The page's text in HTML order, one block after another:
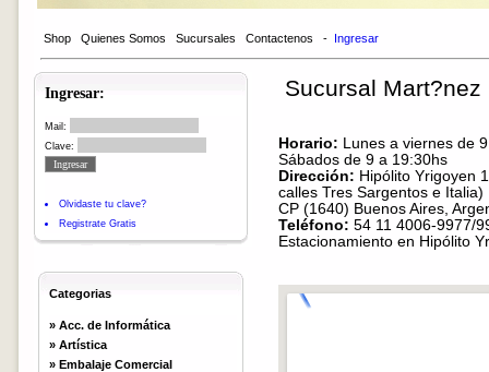
Shop Quienes Somos Sucursales Contactenos - Ingresar
Ingresar:
Mail:
Clave:
Olvidaste tu clave?
Registrate Gratis
Categorias
» Acc. de Informática
» Artística
» Embalaje Comercial
Sucursal Mart?nez
Horario: Lunes a viernes de
Sábados de 9 a 19:30hs
Dirección: Hipólito Yrigoyen
calles Tres Sargentos e Italia)
CP (1640) Buenos Aires,
Teléfono: 54 11 4006-9977/
Estacionamiento en Hipólito